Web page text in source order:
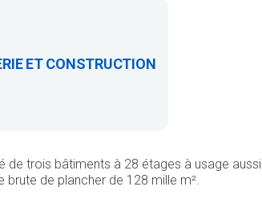
ET CONSTRUCTION
de trois bâtiments à 28 étages à usage aussi
brute de plancher de 128 mille m².